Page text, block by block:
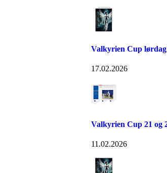
Valkyrien Cup lørdag
17.02.2026
Valkyrien Cup 21 og
11.02.2026